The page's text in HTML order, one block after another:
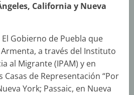
California y Nueva
El Gobierno de Puebla que
a través del Instituto
al Migrante (IPAM) y en
de Representación “Por
York; Passaic, en Nueva